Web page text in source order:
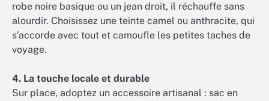
robe noire basique ou un jean droit, il réchauffe sans
alourdir. Choisissez une teinte camel ou anthracite, qui
s’accorde avec tout et camoufle les petites taches de
voyage.
4. La touche locale et durable
Sur place, adoptez un accessoire artisanal : sac en